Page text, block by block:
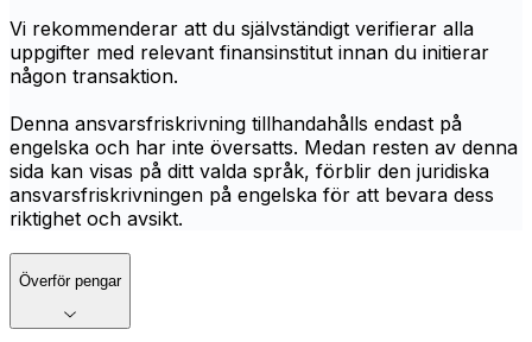
Vi rekommenderar att du självständigt verifierar alla
uppgifter med relevant finansinstitut innan du initierar
någon transaktion.
Denna ansvarsfriskrivning tillhandahålls endast på
engelska och har inte översatts. Medan resten av denna
sida kan visas på ditt valda språk, förblir den juridiska
ansvarsfriskrivningen på engelska för att bevara dess
riktighet och avsikt.
Överför pengar